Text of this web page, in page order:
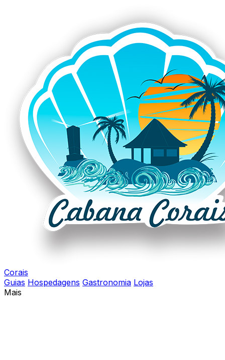
Corais
Guias Hospedagens Gastronomia Lojas
Mais